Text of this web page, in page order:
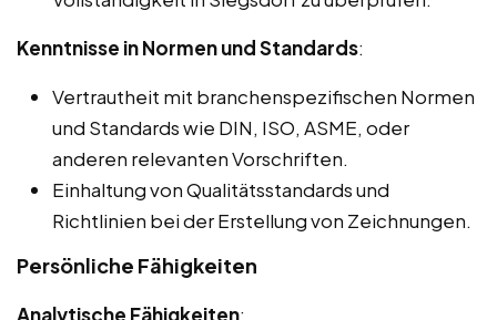
Kenntnisse in Normen und Standards:
Vertrautheit mit branchenspezifischen Normen
und Standards wie DIN, ISO, ASME, oder
anderen relevanten Vorschriften.
Einhaltung von Qualitätsstandards und
Richtlinien bei der Erstellung von Zeichnungen.
Persönliche Fähigkeiten
Analytische Fähigkeiten: